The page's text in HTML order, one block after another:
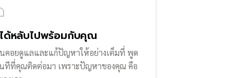
ได้หลับไปพร้อมกับคุณ
คอยดูแลและแก้ปัญหาให้อย่างเต็มที่ พูด
ทีที่คุณติดต่อมา เพราะปัญหาของคุณ คือ